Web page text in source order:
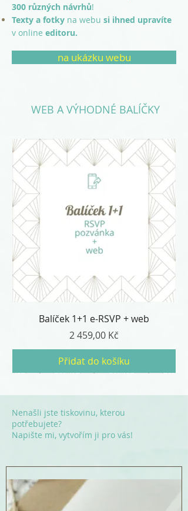
300 různých návrhů!
Texty a fotky na webu si ihned upravíte
v online editoru.
na ukázku webu
WEB A VÝHODNÉ BALÍČKY
Balíček 1+1 e-RSVP + web
Cena
2 459,00 Kč
Přidat do košíku
Nenašli jste tiskovinu, kterou
potřebujete?
Napište mi, vytvořím ji pro vás!